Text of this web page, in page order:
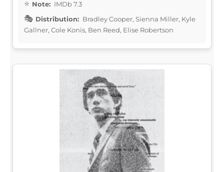
Note: IMDb 7.3
Distribution: Bradley Cooper, Sienna Miller, Kyle
Gallner, Cole Konis, Ben Reed, Elise Robertson